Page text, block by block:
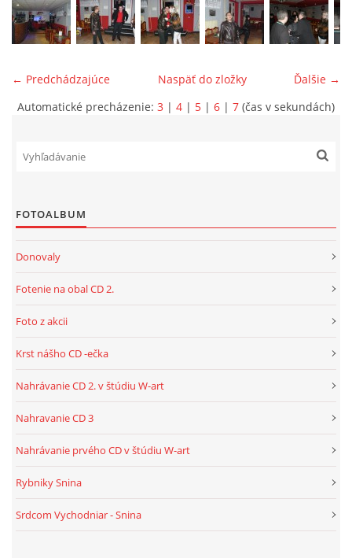
KONTAKTUJTE NÁS
← Predchádzajúce Ďalšie →
Naspäť do zložky
Automatické precházenie: 3 | 4 | 5 | 6 | 7 (čas v sekundách)
FOTOALBUM
Donovaly
Fotenie na obal CD 2.
Foto z akcii
Krst nášho CD -ečka
Nahrávanie CD 2. v štúdiu W-art
Nahravanie CD 3
Nahrávanie prvého CD v štúdiu W-art
Rybniky Snina
Srdcom Vychodniar - Snina